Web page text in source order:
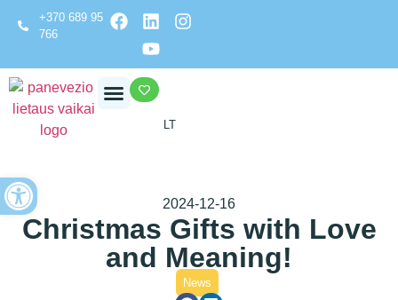
Open toolbar
+370 689 95
766
LT
2024-12-16
Christmas Gifts with Love
and Meaning!
News